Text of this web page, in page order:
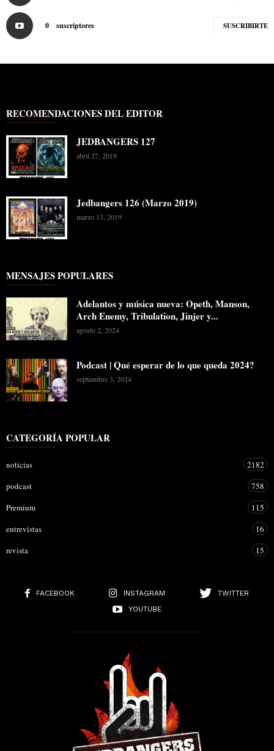
0 suscriptores SUSCRIBIRTE
RECOMENDACIONES DEL EDITOR
JEDBANGERS 127
abril 27, 2019
Jedbangers 126 (Marzo 2019)
marzo 13, 2019
MENSAJES POPULARES
Adelantos y música nueva: Opeth, Manson,
Arch Enemy, Tribulation, Jinjer y...
agosto 2, 2024
Podcast | Qué esperar de lo que queda 2024?
septiembre 3, 2024
CATEGORÍA POPULAR
noticias
2182
podcast
758
Premium
115
entrevistas
16
revista
15
FACEBOOK INSTAGRAM
TWITTER
YOUTUBE